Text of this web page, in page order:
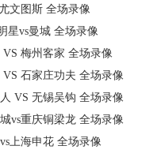
文图斯 全场录像
星vs曼城 全场录像
VS 梅州客家 全场录像
VS 石家庄功夫 全场录像
VS 无锡吴钩 全场录像
vs重庆铜梁龙 全场录像
上海申花 全场录像